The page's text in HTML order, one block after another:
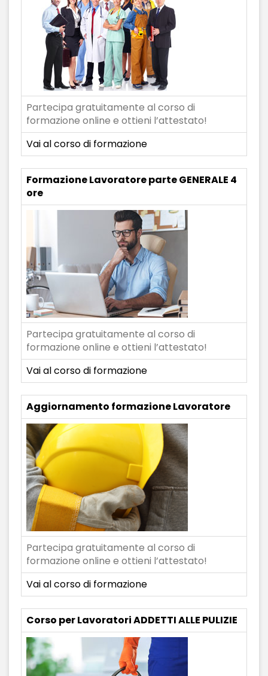
Partecipa gratuitamente al corso di
formazione online e ottieni l’attestato!
Vai al corso di formazione
Formazione Lavoratore parte GENERALE 4
ore
Partecipa gratuitamente al corso di
formazione online e ottieni l’attestato!
Vai al corso di formazione
Aggiornamento formazione Lavoratore
Partecipa gratuitamente al corso di
formazione online e ottieni l’attestato!
Vai al corso di formazione
Corso per Lavoratori ADDETTI ALLE PULIZIE